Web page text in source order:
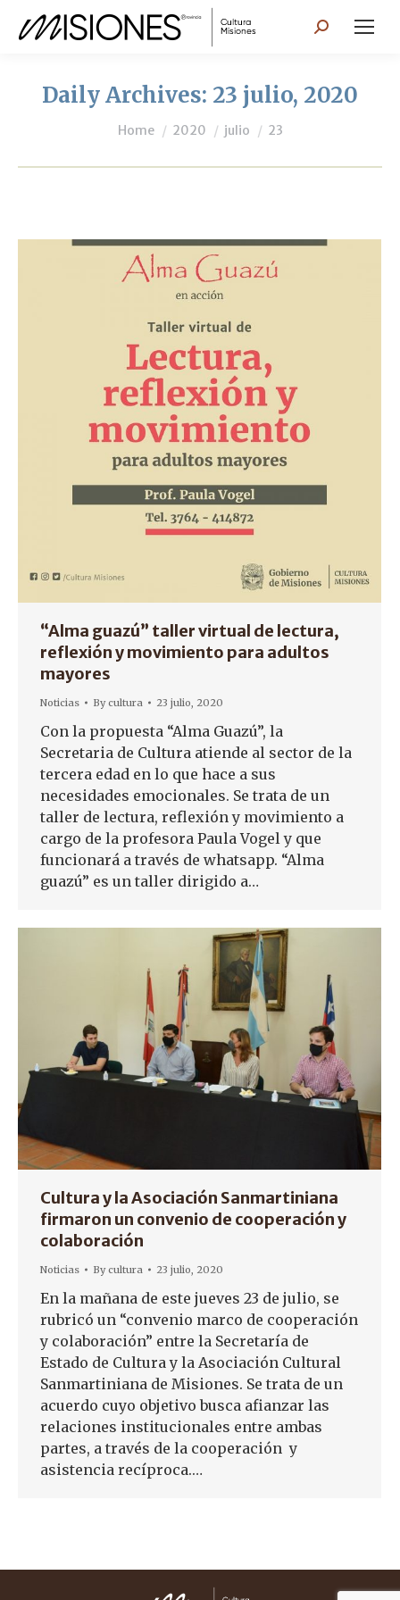
Search:
Daily Archives: 23 julio, 2020
You are here:
Home 2020 julio 23
“Alma guazú” taller virtual de lectura,
reflexión y movimiento para adultos
mayores
Noticias Bycultura 23 julio, 2020
Con la propuesta “Alma Guazú”, la
Secretaria de Cultura atiende al sector de la
tercera edad en lo que hace a sus
necesidades emocionales. Se trata de un
taller de lectura, reflexión y movimiento a
cargo de la profesora Paula Vogel y que
funcionará a través de whatsapp. “Alma
guazú” es un taller dirigido a…
Cultura y la Asociación Sanmartiniana
firmaron un convenio de cooperación y
colaboración
Noticias Bycultura 23 julio, 2020
En la mañana de este jueves 23 de julio, se
rubricó un “convenio marco de cooperación
y colaboración” entre la Secretaría de
Estado de Cultura y la Asociación Cultural
Sanmartiniana de Misiones. Se trata de un
acuerdo cuyo objetivo busca afianzar las
relaciones institucionales entre ambas
partes, a través de la cooperación y
asistencia recíproca.…